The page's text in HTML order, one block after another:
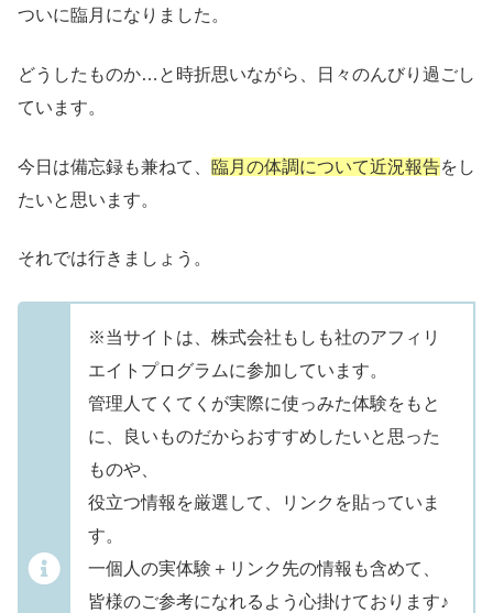
ついに臨月になりました。
どうしたものか…と時折思いながら、日々のんびり過ごし
ています。
今日は備忘録も兼ねて、 臨月の体調について近況報告をし
たいと思います。
それでは行きましょう。
※当サイトは、株式会社もしも社のアフィリ
エイトプログラムに参加しています。
管理人てくてくが実際に使っみた体験をもと
に、良いものだからおすすめしたいと思った
ものや、
役立つ情報を厳選して、リンクを貼っていま
す。
一個人の実体験＋リンク先の情報も含めて、
皆様のご参考になれるよう心掛けております♪